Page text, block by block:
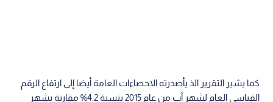
كما يشير التقرير الذ يأصدرته الاحصاءات العامة أيضا إلى ارتفاع الرقم
القياسي العام لشهر آب من عام 2015 بنسبة 4.2% مقارنة بشهر